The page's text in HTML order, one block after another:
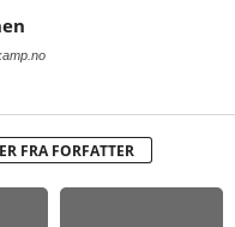
FRA FORFATTER